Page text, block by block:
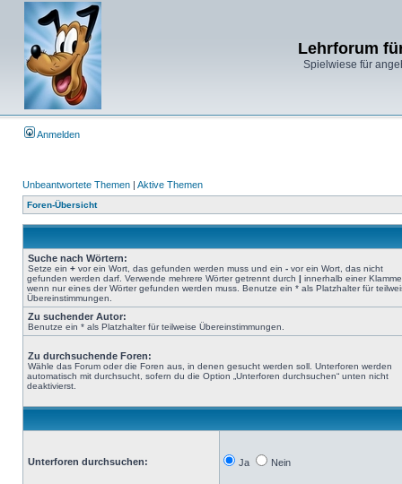
Lehrforum
Spielwiese für
Anmelden
Unbeantwortete Themen | Aktive Themen
Foren-Übersicht
Suche nach Wörtern:
Setze ein + vor ein Wort, das gefunden werden muss und ein - vor ein Wort, das nicht
gefunden werden darf. Verwende mehrere Wörter getrennt durch | innerhalb einer
wenn nur eines der Wörter gefunden werden muss. Benutze ein * als Platzhalter für
Übereinstimmungen.
Zu suchender Autor:
Benutze ein * als Platzhalter für teilweise Übereinstimmungen.
Zu durchsuchende Foren:
Wähle das Forum oder die Foren aus, in denen gesucht werden soll. Unterforen werden
automatisch mit durchsucht, sofern du die Option „Unterforen durchsuchen“ unten nicht
deaktivierst.
Unterforen durchsuchen: Ja Nein